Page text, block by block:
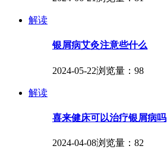
解读
银屑病艾灸注意些什么
2024-05-22浏览量：98
解读
喜来健床可以治疗银屑病吗
2024-04-08浏览量：82